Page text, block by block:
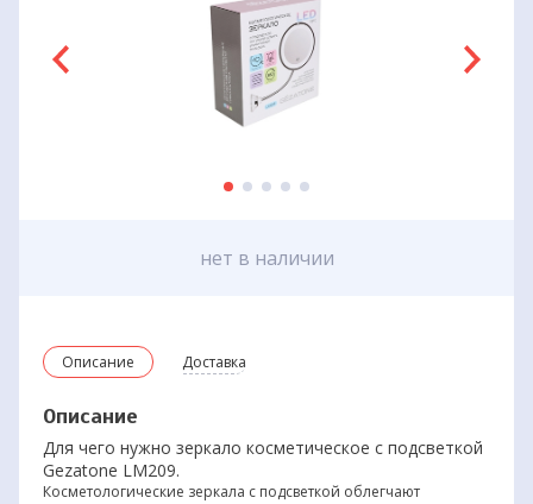
Описание Доставка
Описание
Для чего нужно зеркало косметическое с подсветкой
Gezatone LM209.
Косметологические зеркала с подсветкой облегчают
нет в наличии